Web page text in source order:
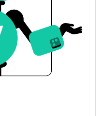
$<0.000001 / $<0.000001
$<0.000001 / $<0.000001
$<0.000001 / $<0.000001